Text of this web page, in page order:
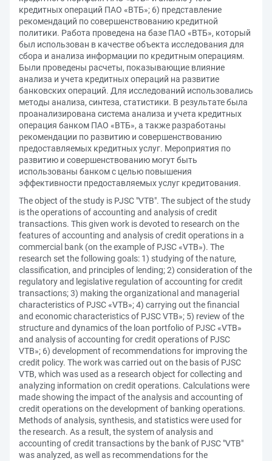
кредитных операций ПАО «ВТБ»; 6) представление
рекомендаций по совершенствованию кредитной
политики. Работа проведена на базе ПАО «ВТБ», который
был использован в качестве объекта исследования для
сбора и анализа информации по кредитным операциям.
Были проведены расчеты, показывающие влияние
анализа и учета кредитных операций на развитие
банковских операций. Для исследований использовались
методы анализа, синтеза, статистики. В результате была
проанализирована система анализа и учета кредитных
операция банком ПАО «ВТБ», а также разработаны
рекомендации по развитию и совершенствованию
предоставляемых кредитных услуг. Мероприятия по
развитию и совершенствованию могут быть
использованы банком с целью повышения
эффективности предоставляемых услуг кредитования.
The object of the study is PJSC "VTB". The subject of the study
is the operations of accounting and analysis of credit
transactions. This given work is devoted to research on the
features of accounting and analysis of credit operations in a
commercial bank (on the example of PJSC «VTB»). The
research set the following goals: 1) studying of the nature,
classification, and principles of lending; 2) consideration of the
regulatory and legislative regulation of accounting for credit
transactions; 3) making the organizational and managerial
characteristics of PJSC «VTB»; 4) carrying out the financial
and economic characteristics of PJSC VTB»; 5) review of the
structure and dynamics of the loan portfolio of PJSC «VTB»
and analysis of accounting for credit operations of PJSC
VTB»; 6) development of recommendations for improving the
credit policy. The work was carried out on the basis of PJSC
VTB, which was used as a research object for collecting and
analyzing information on credit operations. Calculations were
made showing the impact of the analysis and accounting of
credit operations on the development of banking operations.
Methods of analysis, synthesis, and statistics were used for
the research. As a result, the system of analysis and
accounting of credit transactions by the bank of PJSC "VTB"
was analyzed, as well as recommendations for the